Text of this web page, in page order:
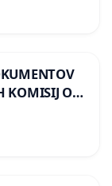
KOMISIJ O